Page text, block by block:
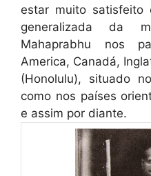
estar muito satisfeito
generalizada da
Mahaprabhu nos
America, Canadá,
(Honolulu), situado
como nos países
e assim por diante.